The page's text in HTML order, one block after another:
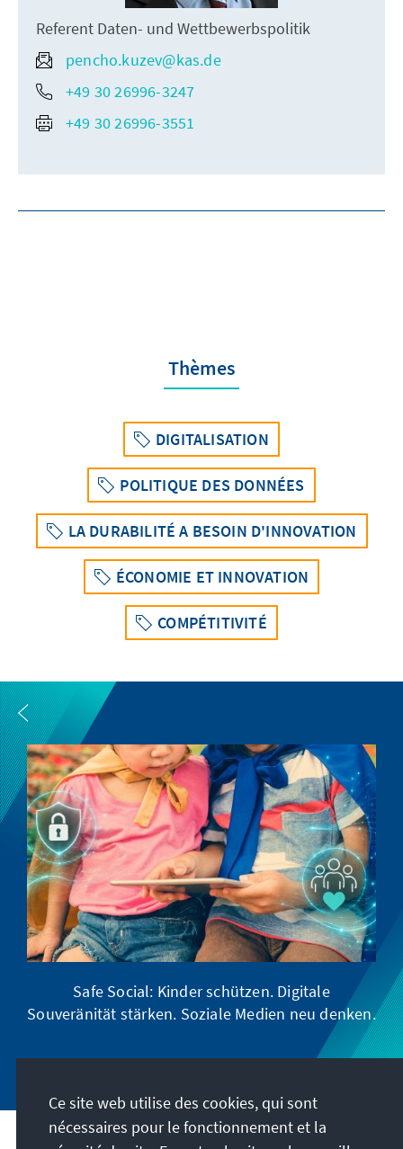
Referent Daten- und Wettbewerbspolitik
pencho.kuzev@kas.de
+49 30 26996-3247
+49 30 26996-3551
Thèmes
DIGITALISATION
POLITIQUE DES DONNÉES
LA DURABILITÉ A BESOIN D'INNOVATION
ÉCONOMIE ET INNOVATION
COMPÉTITIVITÉ
Safe Social: Kinder schützen. Digitale
Souveränität stärken. Soziale Medien neu denken.
Ce site web utilise des cookies, qui sont
nécessaires pour le fonctionnement et la